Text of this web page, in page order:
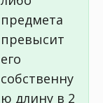
предмета
превысит
его
собственну
ю длину в 2